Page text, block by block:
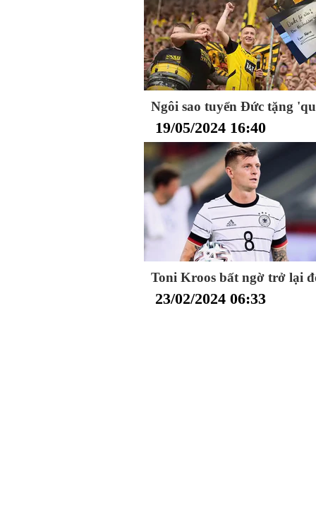
Ngôi sao tuyển Đức tặng
19/05/2024 16:40
Toni Kroos bất ngờ trở lại
23/02/2024 06:33